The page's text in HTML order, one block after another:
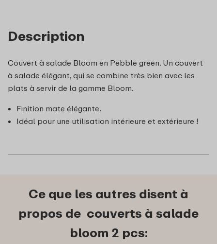
Description
Couvert à salade Bloom en Pebble green. Un couvert
à salade élégant, qui se combine très bien avec les
plats à servir de la gamme Bloom.
Finition mate élégante.
Idéal pour une utilisation intérieure et extérieure !
Ce que les autres disent à
propos de couverts à salade
bloom 2 pcs: